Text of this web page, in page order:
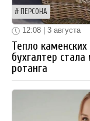
ПЕРСОНА
12:08 | 3 августа
Тепло каменских
бухгалтер
ротанга